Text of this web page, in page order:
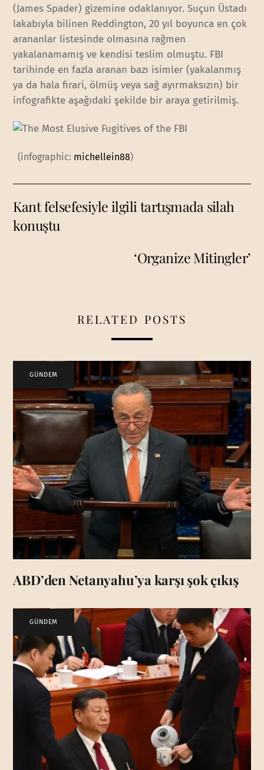
(James Spader) gizemine odaklanıyor. Suçun Üstadı
lakabıyla bilinen Reddington, 20 yıl boyunca en çok
arananlar listesinde olmasına rağmen
yakalanamamış ve kendisi teslim olmuştu. FBI
tarihinde en fazla aranan bazı isimler (yakalanmış
ya da hala firari, ölmüş veya sağ ayırmaksızın) bir
infografikte aşağıdaki şekilde bir araya getirilmiş.
(infographic: michellein88)
Kant felsefesiyle ilgili tartışmada silah
konuştu
‘Organize Mitingler’
RELATED POSTS
GÜNDEM
ABD’den Netanyahu’ya karşı şok çıkış
GÜNDEM